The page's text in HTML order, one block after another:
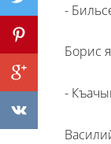
-
Борис
-